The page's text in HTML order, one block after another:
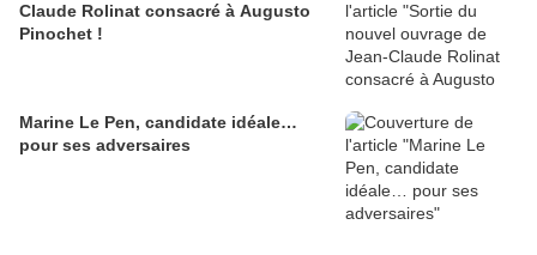
Claude Rolinat consacré à Augusto
Pinochet !
Marine Le Pen, candidate idéale…
pour ses adversaires